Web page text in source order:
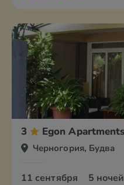
3 Egon Apartments
Черногория, Будва
11 сентября 5 ночей